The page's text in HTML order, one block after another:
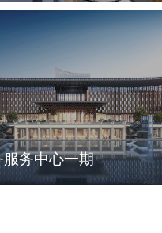
务中心一期